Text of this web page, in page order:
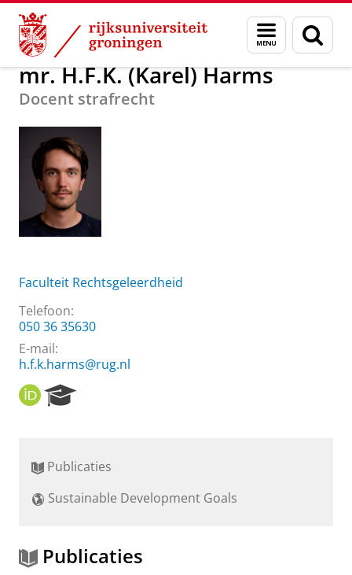
Skip
Content
Skip
Navigation
Menu
en
zoeken
Over ons mr. H.F.K. (Karel) Harms
mr. H.F.K. (Karel) Harms
Docent strafrecht
Faculteit Rechtsgeleerdheid
Telefoon:
050 36 35630
E-mail:
h.f.k.harms@rug.nl
O
R
r
h
r
t
Publicaties
Sustainable Development Goals
Publicaties